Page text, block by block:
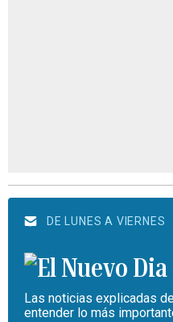
DE LUNES A VIERNES
Las noticias explicadas
entender lo más